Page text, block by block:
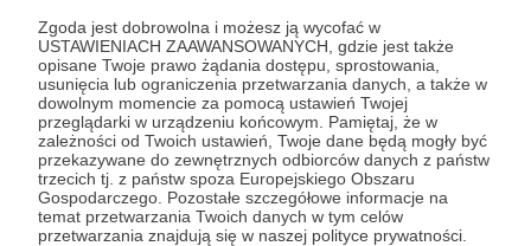
Zgoda jest dobrowolna i możesz ją wycofać w
USTAWIENIACH ZAAWANSOWANYCH, gdzie jest także
opisane Twoje prawo żądania dostępu, sprostowania,
usunięcia lub ograniczenia przetwarzania danych, a także w
dowolnym momencie za pomocą ustawień Twojej
przeglądarki w urządzeniu końcowym. Pamiętaj, że w
zależności od Twoich ustawień, Twoje dane będą mogły być
przekazywane do zewnętrznych odbiorców danych z państw
trzecich tj. z państw spoza Europejskiego Obszaru
Gospodarczego. Pozostałe szczegółowe informacje na
temat przetwarzania Twoich danych w tym celów
przetwarzania znajdują się w naszej polityce prywatności.
Dołącz do grona Patronów!
Wesprzyj działalność AutoraTechManiacHDjuż teraz!
Zostań Patronem